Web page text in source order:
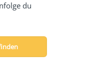
du